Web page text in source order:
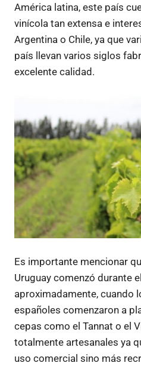
América latina, este país
vinícola tan extensa e
Argentina o Chile, ya que
país llevan varios siglos
excelente calidad.
Es importante mencionar
Uruguay comenzó durante
aproximadamente, cuando
españoles comenzaron a
cepas como el Tannat o el
totalmente artesanales ya
uso comercial sino más